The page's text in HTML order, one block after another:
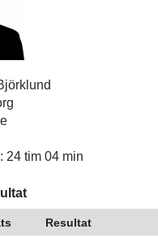
24 tim 04 min
Resultat